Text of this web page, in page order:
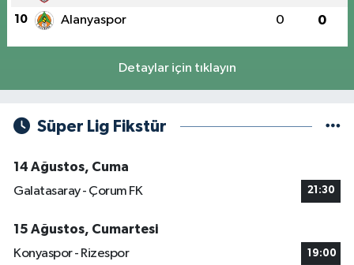
10 Alanyaspor 0 0
Detaylar için tıklayın
Süper Lig Fikstür
14 Ağustos, Cuma
Galatasaray - Çorum FK
21:30
15 Ağustos, Cumartesi
Konyaspor - Rizespor
19:00